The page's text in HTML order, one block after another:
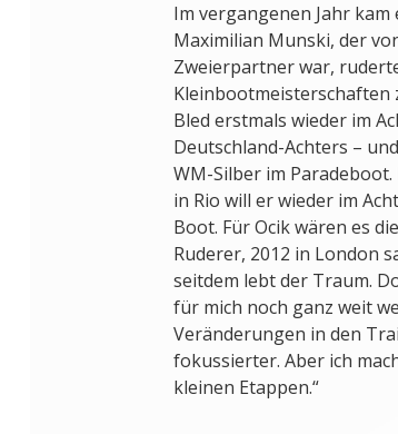
Im vergangenen Jahr
Maximilian Munski, der
Zweierpartner war,
Kleinbootmeisterschaften
Bled erstmals wieder im
Deutschland-Achters –
WM-Silber im
in Rio will er wieder im
Boot. Für Ocik wären es
Ruderer, 2012 in London
seitdem lebt der Traum.
für mich noch ganz weit
Veränderungen in den
fokussierter. Aber ich
kleinen Etappen.“